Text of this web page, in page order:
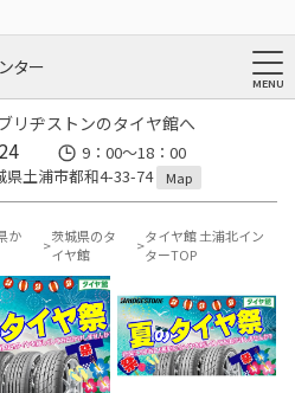
ター
リヂストンのタイヤ館へ
9：00～18：00
土浦市都和4-33-74
Map
か
茨城県のタ
イヤ館
タイヤ館 土浦北イン
ターTOP